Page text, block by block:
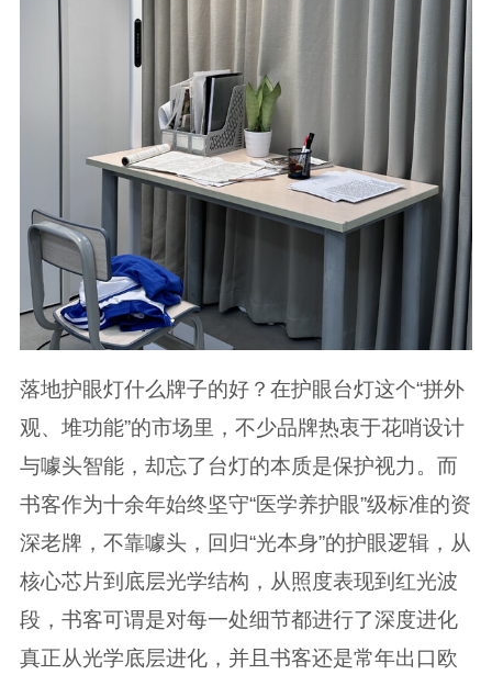
落地护眼灯什么牌子的好？在护眼台灯这个“拼外
观、堆功能”的市场里，不少品牌热衷于花哨设计
与噱头智能，却忘了台灯的本质是保护视力。而
书客作为十余年始终坚守“医学养护眼”级标准的资
深老牌，不靠噱头，回归“光本身”的护眼逻辑，从
核心芯片到底层光学结构，从照度表现到红光波
段，书客可谓是对每一处细节都进行了深度进化
真正从光学底层进化，并且书客还是常年出口欧